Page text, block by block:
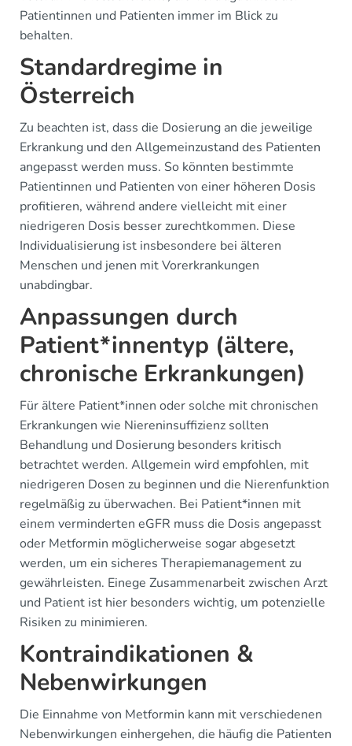
Patientinnen und Patienten immer im Blick zu
behalten.
Standardregime in
Österreich
Zu beachten ist, dass die Dosierung an die jeweilige
Erkrankung und den Allgemeinzustand des Patienten
angepasst werden muss. So könnten bestimmte
Patientinnen und Patienten von einer höheren Dosis
profitieren, während andere vielleicht mit einer
niedrigeren Dosis besser zurechtkommen. Diese
Individualisierung ist insbesondere bei älteren
Menschen und jenen mit Vorerkrankungen
unabdingbar.
Anpassungen durch
Patient*innentyp (ältere,
chronische Erkrankungen)
Für ältere Patient*innen oder solche mit chronischen
Erkrankungen wie Niereninsuffizienz sollten
Behandlung und Dosierung besonders kritisch
betrachtet werden. Allgemein wird empfohlen, mit
niedrigeren Dosen zu beginnen und die Nierenfunktion
regelmäßig zu überwachen. Bei Patient*innen mit
einem verminderten eGFR muss die Dosis angepasst
oder Metformin möglicherweise sogar abgesetzt
werden, um ein sicheres Therapiemanagement zu
gewährleisten. Einege Zusammenarbeit zwischen Arzt
und Patient ist hier besonders wichtig, um potenzielle
Risiken zu minimieren.
Kontraindikationen &
Nebenwirkungen
Die Einnahme von Metformin kann mit verschiedenen
Nebenwirkungen einhergehen, die häufig die Patienten